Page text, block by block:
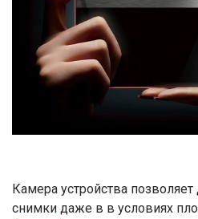
Камера устройства
снимки даже в в условиях